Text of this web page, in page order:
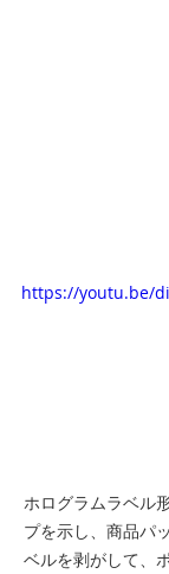
https://youtu.be/
ホログラムラベル
プを示し、商品パ
ベルを剥がして、